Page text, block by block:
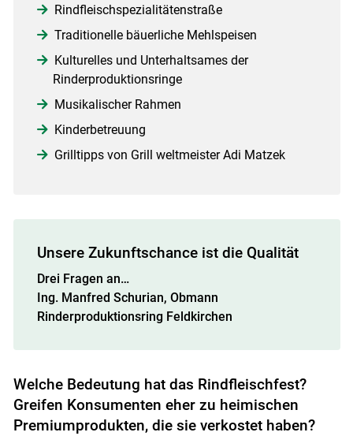
Skip to main content
Rindfleischspezialitätenstraße
Traditionelle bäuerliche Mehlspeisen
Kulturelles und Unterhaltsames der
Rinderproduktionsringe
Musikalischer Rahmen
Kinderbetreuung
Grilltipps von Grill weltmeister Adi Matzek
Unsere Zukunftschance ist die Qualität
Drei Fragen an…
Ing. Manfred Schurian, Obmann
Rinderproduktionsring Feldkirchen
Welche Bedeutung hat das Rindfleischfest?
Greifen Konsumenten eher zu heimischen
Premiumprodukten, die sie verkostet haben?